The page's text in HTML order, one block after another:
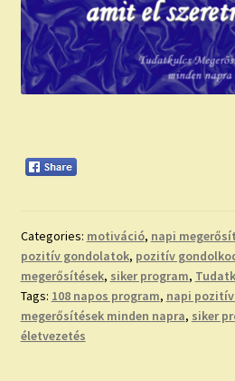
Categories: motiváció, napi
pozitív gondolatok, pozitív
megerősítések, siker program,
Tags: 108 napos program, napi
megerősítések minden napra, siker
életvezetés